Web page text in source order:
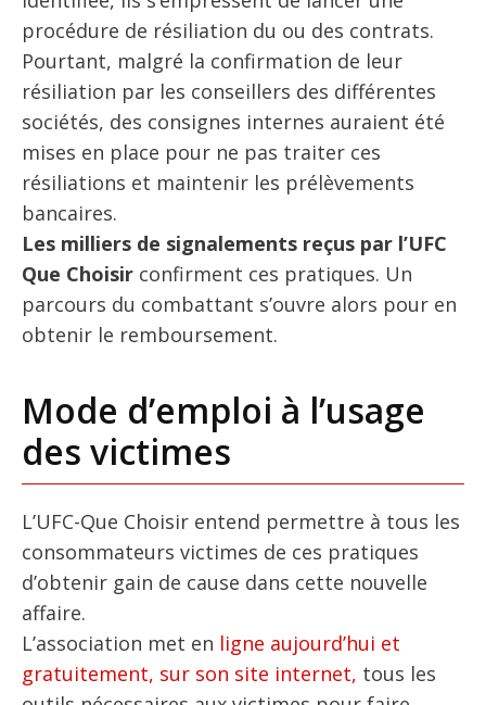
procédure de résiliation du ou des contrats.
Pourtant, malgré la confirmation de leur
résiliation par les conseillers des différentes
sociétés, des consignes internes auraient été
mises en place pour ne pas traiter ces
résiliations et maintenir les prélèvements
bancaires.
Les milliers de signalements reçus par l’UFC
Que Choisir confirment ces pratiques. Un
parcours du combattant s’ouvre alors pour en
obtenir le remboursement.
Mode d’emploi à l’usage
des victimes
L’UFC-Que Choisir entend permettre à tous les
consommateurs victimes de ces pratiques
d’obtenir gain de cause dans cette nouvelle
affaire.
L’association met en ligne aujourd’hui et
gratuitement, sur son site internet, tous les